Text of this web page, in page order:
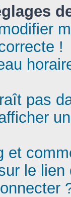
!
pas
et
le lien